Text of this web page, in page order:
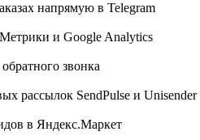
напрямую в Telegram
и Google Analytics
звонка
рассылок SendPulse и Unisender
в Яндекс.Маркет